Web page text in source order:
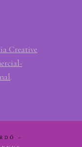
Creative
.
–